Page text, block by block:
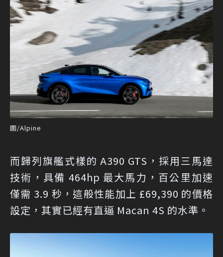
圖/Alpine
而歸列旗艦式樣的 A390 GTS，採用三馬達
技術，具備 464hp 最大馬力，百公里加速
僅需 3.9 秒，這般性能加上 £69,390 的價格
設定，其實已經有直逼 Macan 4S 的水準。